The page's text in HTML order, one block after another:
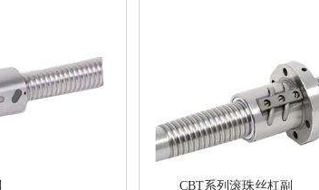
CBT系列滚珠丝杠副